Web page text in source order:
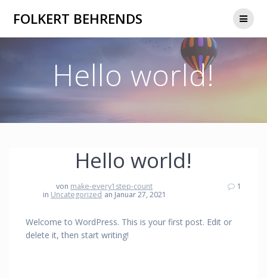
Inhalt
FOLKERT BEHRENDS
Hello world!
Hello world!
von make-every1step-count
in Uncategorized an Januar 27, 2021
1
Welcome to WordPress. This is your first post. Edit or
delete it, then start writing!